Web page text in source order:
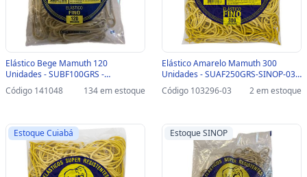
Elástico Bege Mamuth 120
Unidades - SUBF100GRS -
SUBF100GRS
Código 141048 134 em estoque
Elástico Amarelo Mamuth 300
Unidades - SUAF250GRS-SINOP-03 -
SUAF250GRS
Código 103296-03 2 em estoque
Estoque Cuiabá Estoque SINOP